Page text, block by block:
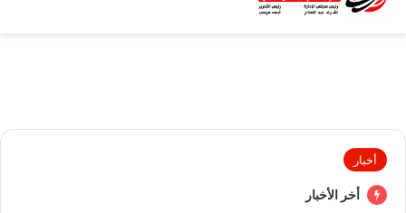
أخبار
أخر الأخبار